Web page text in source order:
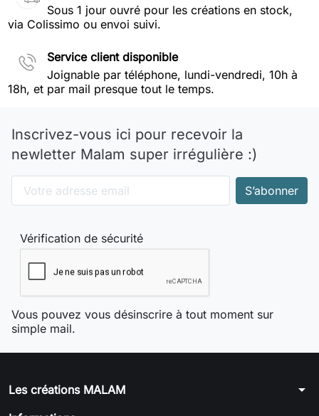
Sous 1 jour ouvré pour les créations en stock,
via Colissimo ou envoi suivi.
Service client disponible
Joignable par téléphone, lundi-vendredi, 10h à
18h, et par mail presque tout le temps.
Inscrivez-vous ici pour recevoir la
newletter Malam super irrégulière :)
Vérification de sécurité
Vous pouvez vous désinscrire à tout moment sur
simple mail.
Les créations MALAM arrow_drop_down